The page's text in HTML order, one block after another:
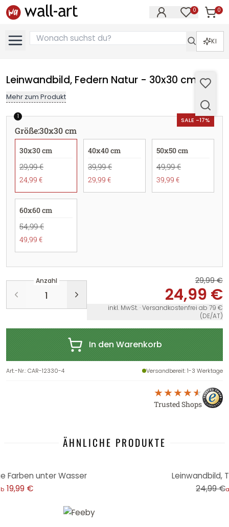
0 0
KI
Leinwandbild, Federn Natur - 30x30 cm
Mehr zum Produkt
SALE -17%
1
Größe:30x30 cm
30x30 cm
29,99 €
24,99 €
40x40 cm
39,99 €
29,99 €
50x50 cm
49,99 €
39,99 €
60x60 cm
54,99 €
49,99 €
Anzahl 29,99 €
24,99 €
inkl. MwSt. · Versandkostenfrei ab 79 €
(DE/AT)
In den Warenkorb
Art.-Nr.:CAR-12330-4 Versandbereit: 1-3 Werktage
Trusted Shops
ÄHNLICHE PRODUKTE
Farben unter Wasser
19,99 €
Leinwandbild,
24,99 €